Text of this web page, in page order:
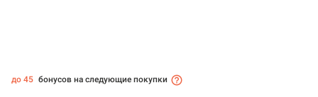
до 45 бонусов на следующие покупки